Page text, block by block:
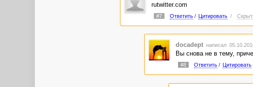
rutwitter.com
#7 Ответить/ Цитировать /
docadept написал
Вы снова не в тему,
#8 Ответить/ Цитировать